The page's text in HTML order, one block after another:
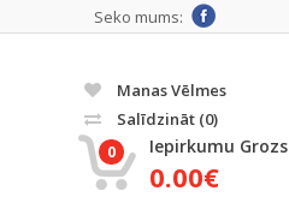
Seko mums:
Manas Vēlmes
Salīdzināt (0)
0 Iepirkumu Grozs
0.00€